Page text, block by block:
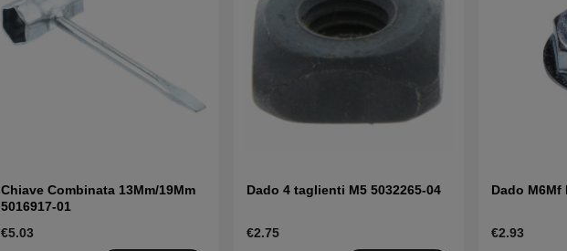
Chiave Combinata 13Mm/19Mm
5016917-01
€5.03
Dado 4 taglienti M5 5032265-04
€2.75
Dado M6Mf
€2.93